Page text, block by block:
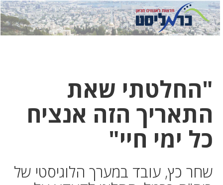
לחץ
כאן
לחץ
כדי
"החלטתי שאת
התאריך הזה אנציח
כל ימי חיי"
שחר כץ, עובד במערך הלוגיסטי של